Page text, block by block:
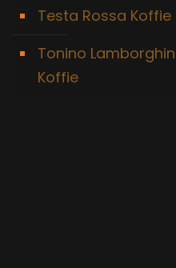
Testa Rossa Koffie
Tonino
Koffie